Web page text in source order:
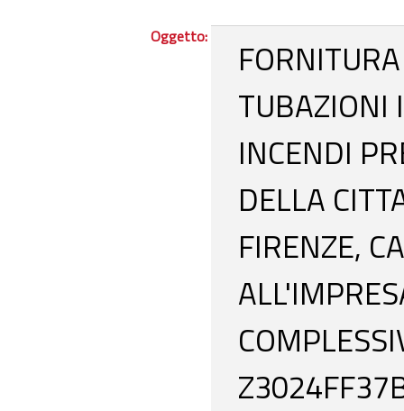
Oggetto:
TUBAZIONI
INCENDI
DELLA
FIRENZE,